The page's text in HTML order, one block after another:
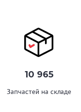
10 965
Запчастей на складе